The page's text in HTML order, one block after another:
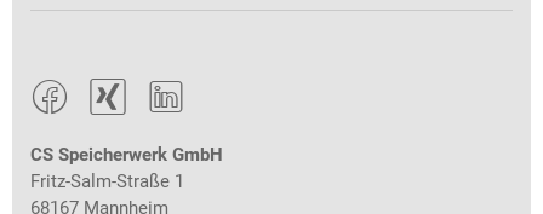
  
CS Speicherwerk GmbH
Fritz-Salm-Straße 1
68167 Mannheim